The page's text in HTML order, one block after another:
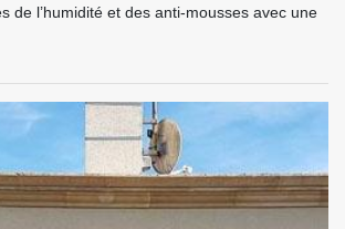
de l’humidité et des anti-mousses avec une